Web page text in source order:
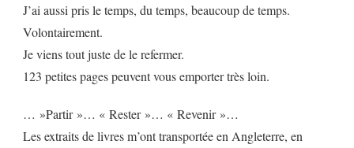
J’ai aussi pris le temps, du temps, beaucoup de temps.
Volontairement.
Je viens tout juste de le refermer.
123 petites pages peuvent vous emporter très loin.
… »Partir »… « Rester »… « Revenir »…
Les extraits de livres m’ont transportée en Angleterre, en